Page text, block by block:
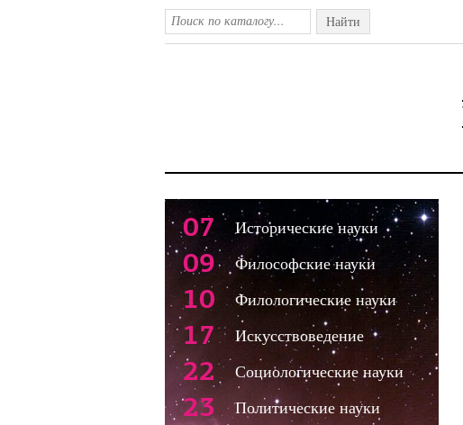
Найти
07 Исторические науки
09 Философские науки
10 Филологические науки
17 Искусствоведение
22 Социологические науки
23 Политические науки